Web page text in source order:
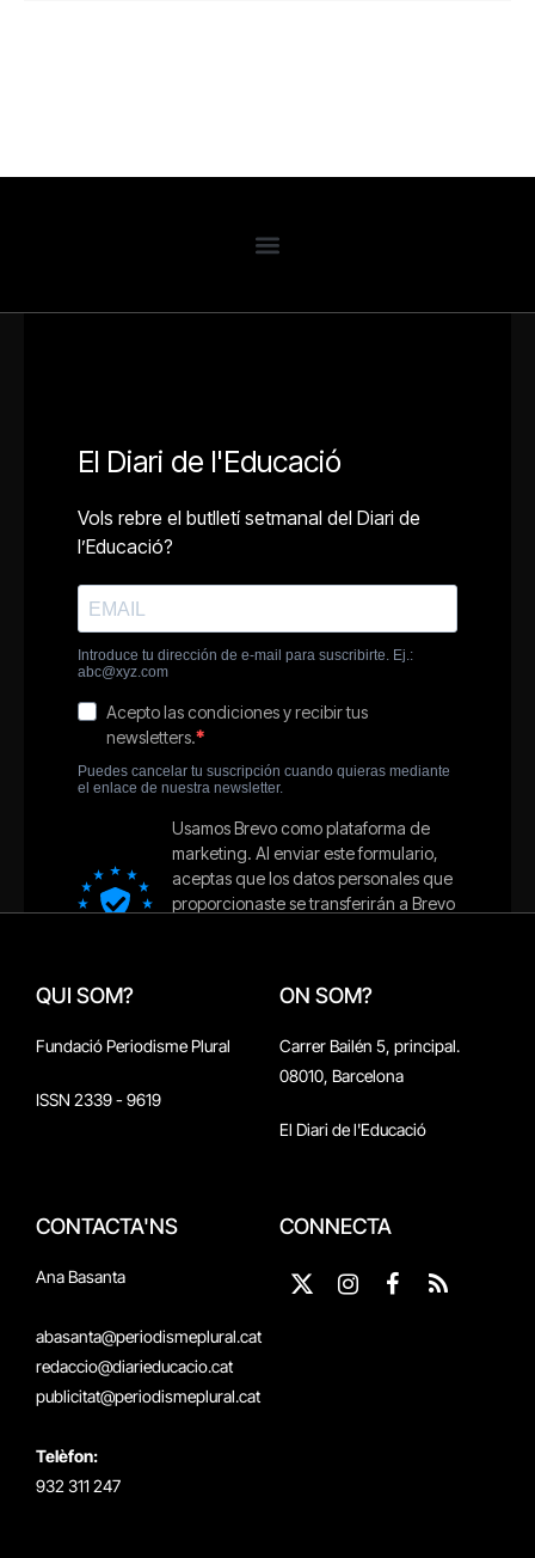
QUI SOM?
Fundació Periodisme Plural
ISSN 2339 - 9619
ON SOM?
Carrer Bailén 5, principal.
08010, Barcelona
El Diari de l'Educació
CONTACTA'NS
Ana Basanta
abasanta@periodismeplural.cat
redaccio@diarieducacio.cat
publicitat@periodismeplural.cat
Telèfon:
932 311 247
CONNECTA
X
Instagram
Facebook
RSS